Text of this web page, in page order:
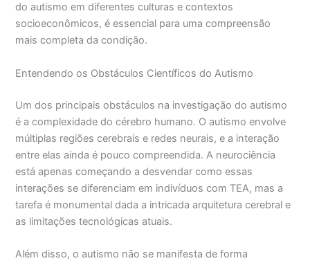
do autismo em diferentes culturas e contextos
socioeconômicos, é essencial para uma compreensão
mais completa da condição.
Entendendo os Obstáculos Científicos do Autismo
Um dos principais obstáculos na investigação do autismo
é a complexidade do cérebro humano. O autismo envolve
múltiplas regiões cerebrais e redes neurais, e a interação
entre elas ainda é pouco compreendida. A neurociência
está apenas começando a desvendar como essas
interações se diferenciam em indivíduos com TEA, mas a
tarefa é monumental dada a intricada arquitetura cerebral e
as limitações tecnológicas atuais.
Além disso, o autismo não se manifesta de forma